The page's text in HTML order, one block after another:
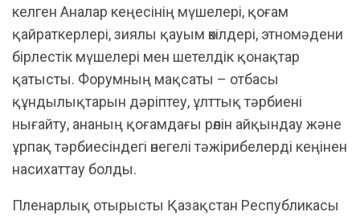
келген Аналар кеңесінің мүшелері, қоғам
қайраткерлері, зиялы қауым өкілдері, этномәдени
бірлестік мүшелері мен шетелдік қонақтар
қатысты. Форумның мақсаты – отбасы
құндылықтарын дәріптеу, ұлттық тәрбиені
нығайту, ананың қоғамдағы рөлін айқындау және
ұрпақ тәрбиесіндегі өнегелі тәжірибелерді кеңінен
насихаттау болды.
Пленарлық отырысты Қазақстан Республикасы